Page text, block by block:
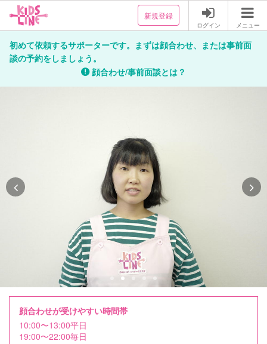
新規登録
ログイン メニュー
初めて依頼するサポーターです。まずは顔合わせ、または事前面
談の予約をしましょう。
顔合わせ/事前面談とは？
顔合わせが受けやすい時間帯
10:00〜13:00平日
19:00〜22:00毎日